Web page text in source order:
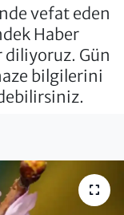
vefat eden
Haber
diliyoruz. Gün
bilgilerini